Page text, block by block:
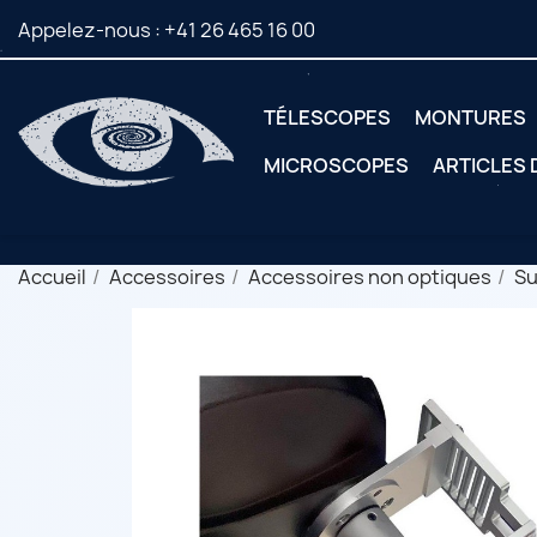
Appelez-nous : +41 26 465 16 00
TÉLESCOPES
MONTURES
MICROSCOPES
ARTICLES
Accueil Accessoires Accessoires non optiques